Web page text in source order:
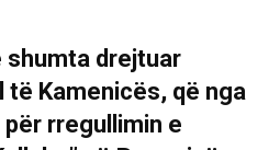
shumta drejtuar
të Kamenicës, që nga
rregullimin e